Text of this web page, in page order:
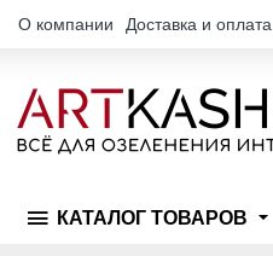
О компании Доставка и оплата
КАТАЛОГ ТОВАРОВ